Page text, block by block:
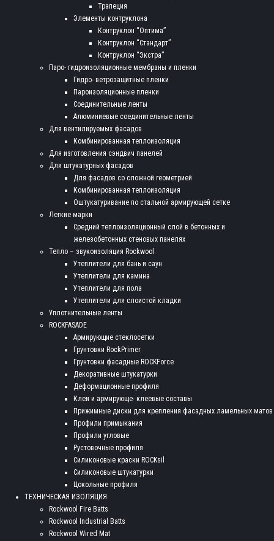
Трапеция
Элементы контруклона
Контруклон “Оптима”
Контруклон “Стандарт”
Контруклон “Экстра”
Паро- гидроизоляционные мембраны и пленки
Гидро- ветрозащитные пленки
Пароизоляционные пленки
Соединительные ленты
Алюминиевые соединительные ленты
Для вентилируемых фасадов
Комбинированная теплоизоляция
Для изготовления сэндвич панелей
Для штукатурных фасадов
Для фасадов со сложной геометрией
Комбинированная теплоизоляция
Оштукатуривание по стальной армирующей сетке
Легкие марки
Средний теплоизоляционный слой в бетонных и
железобетонных стеновых панелях
Тепло – звукоизоляция Rockwool
Утеплители для бань и саун
Утеплители для камина
Утеплители для пола
Утеплители для слоистой кладки
Уплотнительные ленты
ROCKFASADE
Армирующие стеклосетки
Грунтовки RockPrimer
Грунтовки фасадные ROCKForce
Декоративные штукатурки
Деформационные профиля
Клеи и армирующе- клеевые составы
Прижимные диски для крепления фасадных ламельных матов
Профили примыкания
Профили угловые
Рустовочные профиля
Силиконовые краски ROCKsil
Силиконовые штукатурки
Цокольные профиля
ТЕХНИЧЕСКАЯ ИЗОЛЯЦИЯ
Rockwool Fire Batts
Rockwool Industrial Batts
Rockwool Wired Mat